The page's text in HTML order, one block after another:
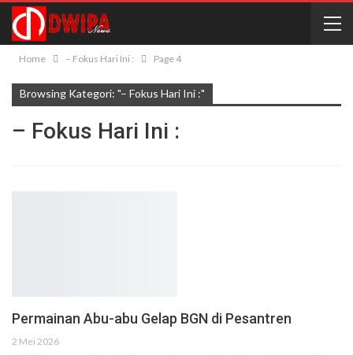
Home – Fokus Hari Ini : Page 4
Browsing Kategori: "– Fokus Hari Ini :"
– Fokus Hari Ini :
Permainan Abu-abu Gelap BGN di Pesantren
2 Mei 2026